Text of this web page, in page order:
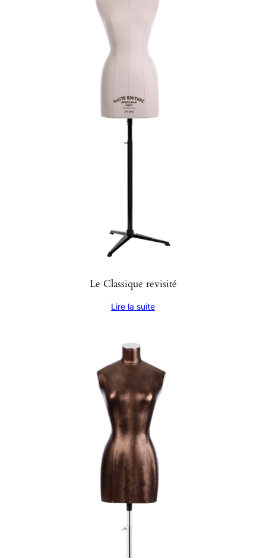
Le Classique revisité
Lire la suite